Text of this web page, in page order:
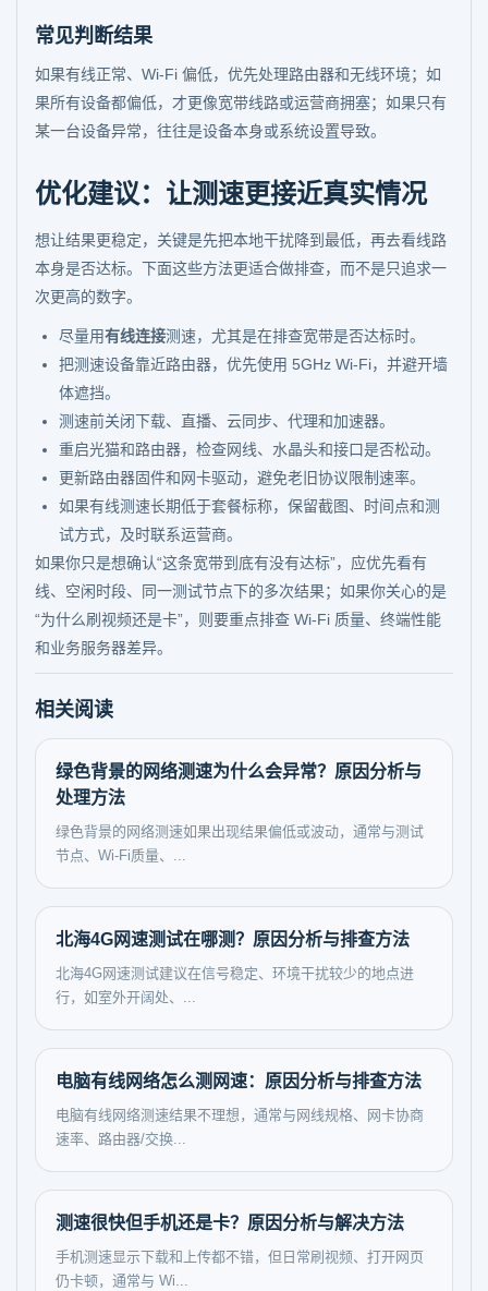
常见判断结果
如果有线正常、Wi-Fi 偏低，优先处理路由器和无线环境；如
果所有设备都偏低，才更像宽带线路或运营商拥塞；如果只有
某一台设备异常，往往是设备本身或系统设置导致。
优化建议：让测速更接近真实情况
想让结果更稳定，关键是先把本地干扰降到最低，再去看线路
本身是否达标。下面这些方法更适合做排查，而不是只追求一
次更高的数字。
尽量用有线连接测速，尤其是在排查宽带是否达标时。
把测速设备靠近路由器，优先使用 5GHz Wi-Fi，并避开墙
体遮挡。
测速前关闭下载、直播、云同步、代理和加速器。
重启光猫和路由器，检查网线、水晶头和接口是否松动。
更新路由器固件和网卡驱动，避免老旧协议限制速率。
如果有线测速长期低于套餐标称，保留截图、时间点和测
试方式，及时联系运营商。
如果你只是想确认“这条宽带到底有没有达标”，应优先看有
线、空闲时段、同一测试节点下的多次结果；如果你关心的是
“为什么刷视频还是卡”，则要重点排查 Wi-Fi 质量、终端性能
和业务服务器差异。
相关阅读
绿色背景的网络测速为什么会异常？原因分析与
处理方法
绿色背景的网络测速如果出现结果偏低或波动，通常与测试
节点、Wi-Fi质量、...
北海4G网速测试在哪测？原因分析与排查方法
北海4G网速测试建议在信号稳定、环境干扰较少的地点进
行，如室外开阔处、...
电脑有线网络怎么测网速：原因分析与排查方法
电脑有线网络测速结果不理想，通常与网线规格、网卡协商
速率、路由器/交换...
测速很快但手机还是卡？原因分析与解决方法
手机测速显示下载和上传都不错，但日常刷视频、打开网页
仍卡顿，通常与 Wi...